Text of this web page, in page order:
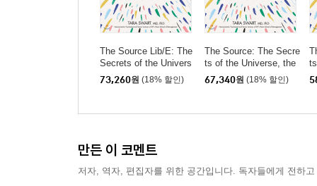
The Source Lib/E: The
Secrets of the Univers
e, the Science of the B
rain
73,260원 (18% 할인)
The Source: The Secre
ts of the Universe, the
Science of the Brain
67,340원 (18% 할인)
만든 이 코멘트
저자, 역자, 편집자를 위한 공간입니다. 독자들에게 전하